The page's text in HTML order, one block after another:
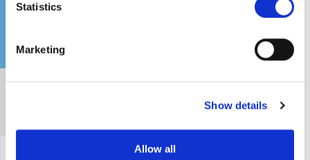
Statistics
Marketing
Show details
Allow all
Affirmation générale